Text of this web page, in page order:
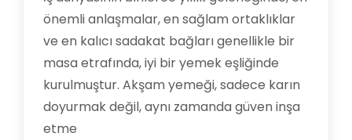
önemli anlaşmalar, en sağlam ortaklıklar
ve en kalıcı sadakat bağları genellikle bir
masa etrafında, iyi bir yemek eşliğinde
kurulmuştur. Akşam yemeği, sadece karın
doyurmak değil, aynı zamanda güven inşa
etme